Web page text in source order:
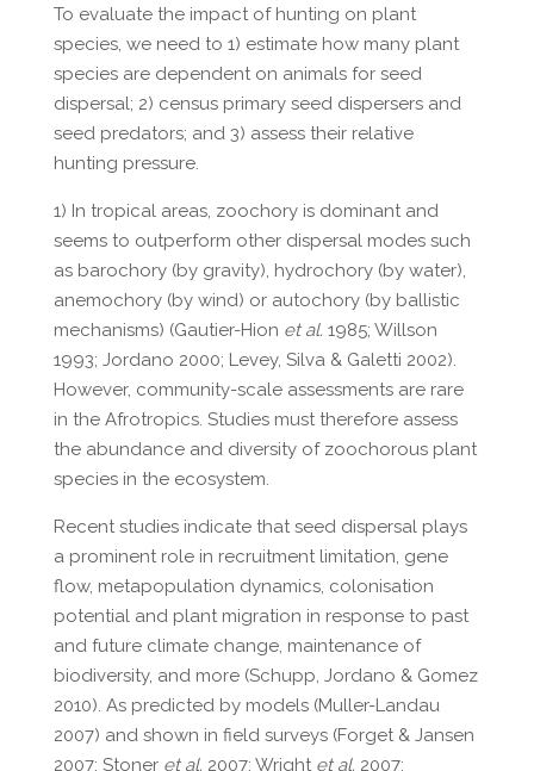
To evaluate the impact of hunting on plant
species, we need to 1) estimate how many plant
species are dependent on animals for seed
dispersal; 2) census primary seed dispersers and
seed predators; and 3) assess their relative
hunting pressure.
1) In tropical areas, zoochory is dominant and
seems to outperform other dispersal modes such
as barochory (by gravity), hydrochory (by water),
anemochory (by wind) or autochory (by ballistic
mechanisms) (Gautier-Hion et al. 1985; Willson
1993; Jordano 2000; Levey, Silva & Galetti 2002).
However, community-scale assessments are rare
in the Afrotropics. Studies must therefore assess
the abundance and diversity of zoochorous plant
species in the ecosystem.
Recent studies indicate that seed dispersal plays
a prominent role in recruitment limitation, gene
flow, metapopulation dynamics, colonisation
potential and plant migration in response to past
and future climate change, maintenance of
biodiversity, and more (Schupp, Jordano & Gomez
2010). As predicted by models (Muller-Landau
2007) and shown in field surveys (Forget & Jansen
2007; Stoneret al. 2007; Wrightet al. 2007;